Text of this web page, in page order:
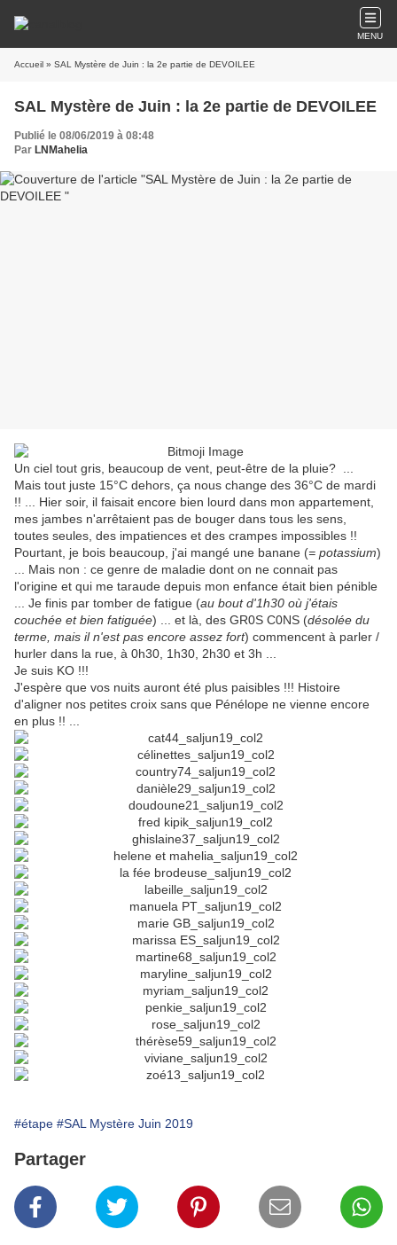
MENU
Accueil » SAL Mystère de Juin : la 2e partie de DEVOILEE
SAL Mystère de Juin : la 2e partie de DEVOILEE
Publié le 08/06/2019 à 08:48
Par LNMahelia
Un ciel tout gris, beaucoup de vent, peut-être de la pluie? ...
Mais tout juste 15°C dehors, ça nous change des 36°C de mardi
!! ... Hier soir, il faisait encore bien lourd dans mon appartement,
mes jambes n'arrêtaient pas de bouger dans tous les sens,
toutes seules, des impatiences et des crampes impossibles !!
Pourtant, je bois beaucoup, j'ai mangé une banane (= potassium)
... Mais non : ce genre de maladie dont on ne connait pas
l'origine et qui me taraude depuis mon enfance était bien pénible
... Je finis par tomber de fatigue (au bout d'1h30 où j'étais
couchée et bien fatiguée) ... et là, des GR0S C0NS (désolée du
terme, mais il n'est pas encore assez fort) commencent à parler /
hurler dans la rue, à 0h30, 1h30, 2h30 et 3h ...
Je suis KO !!!
J'espère que vos nuits auront été plus paisibles !!! Histoire
d'aligner nos petites croix sans que Pénélope ne vienne encore
en plus !! ...
#étape #SAL Mystère Juin 2019
Partager